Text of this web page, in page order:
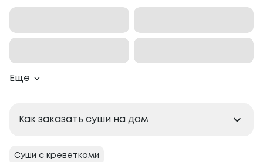
Еще
Как заказать суши на дом
Суши с креветками